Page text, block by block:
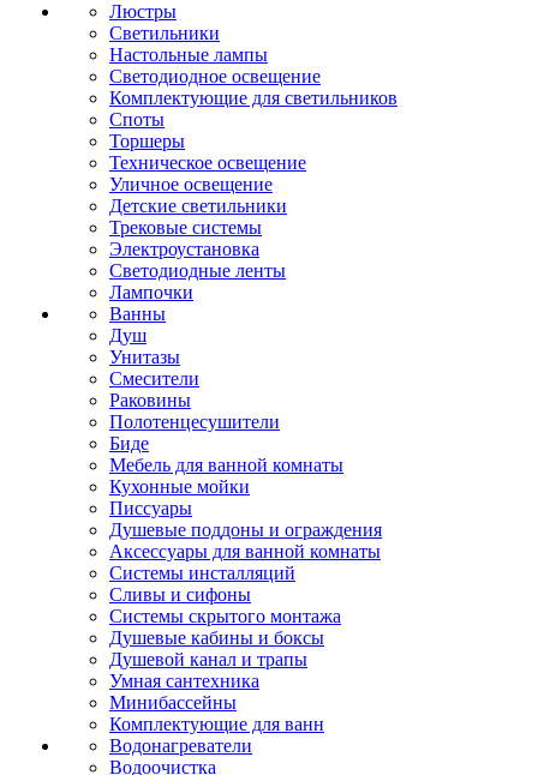
Люстры
Светильники
Настольные лампы
Светодиодное освещение
Комплектующие для светильников
Споты
Торшеры
Техническое освещение
Уличное освещение
Детские светильники
Трековые системы
Электроустановка
Светодиодные ленты
Лампочки
Ванны
Душ
Унитазы
Смесители
Раковины
Полотенцесушители
Биде
Мебель для ванной комнаты
Кухонные мойки
Писсуары
Душевые поддоны и ограждения
Аксессуары для ванной комнаты
Системы инсталляций
Сливы и сифоны
Системы скрытого монтажа
Душевые кабины и боксы
Душевой канал и трапы
Умная сантехника
Минибассейны
Комплектующие для ванн
Водонагреватели
Водоочистка